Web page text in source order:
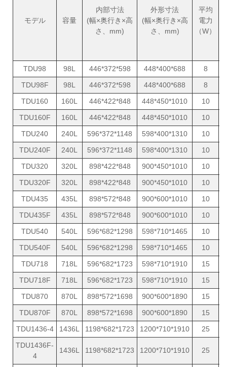
モデル 容量
内部寸法
(幅×奥行き×高
さ、mm)
外形寸法
(幅×奥行き×高
さ、mm)
平均
電力
（W）
TDU98 98L 446*372*598 448*400*688 8
TDU98F
98L 446*372*598 448*400*688 8
TDU160
160L 446*422*848 448*450*1010 10
TDU160F
160L 446*422*848 448*450*1010 10
TDU240
240L 596*372*1148 598*400*1310 10
TDU240F
240L 596*372*1148 598*400*1310 10
TDU320
320L 898*422*848 900*450*1010 10
TDU320F
320L 898*422*848 900*450*1010 10
TDU435
435L 898*572*848 900*600*1010 10
TDU435F
435L 898*572*848 900*600*1010 10
TDU540
540L 596*682*1298 598*710*1465 10
TDU540F
540L 596*682*1298 598*710*1465 10
TDU718
718L 596*682*1723 598*710*1910 15
TDU718F
718L 596*682*1723 598*710*1910 15
TDU870
870L 898*572*1698 900*600*1890 15
TDU870F
870L 898*572*1698 900*600*1890 15
TDU1436-4
1436L 1198*682*1723 1200*710*1910 25
TDU1436F-
4
1436L 1198*682*1723 1200*710*1910 25